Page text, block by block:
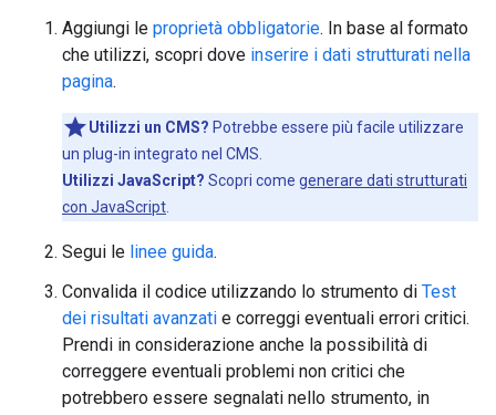
Aggiungi le proprietà obbligatorie. In base al formato
che utilizzi, scopri dove inserire i dati strutturati nella
pagina.
Utilizzi un CMS? Potrebbe essere più facile utilizzare
un plug-in integrato nel CMS.
Utilizzi JavaScript? Scopri come generare dati strutturati
con JavaScript
Segui le linee guida.
Convalida il codice utilizzando lo strumento di Test
dei risultati avanzati e correggi eventuali errori critici.
Prendi in considerazione anche la possibilità di
correggere eventuali problemi non critici che
potrebbero essere segnalati nello strumento, in